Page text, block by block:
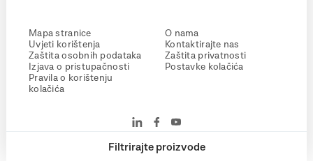
Filtrirajte proizvode
Mapa stranice
Uvjeti korištenja
Zaštita osobnih podataka
Izjava o pristupačnosti
Pravila o korištenju
kolačića
O nama
Kontaktirajte nas
Zaštita privatnosti
Postavke kolačića